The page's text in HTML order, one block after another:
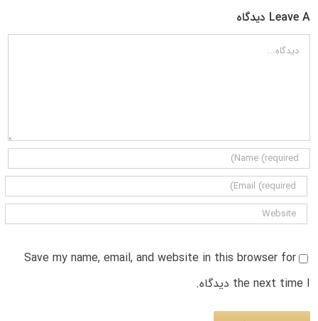
Leave A دیدگاه
دیدگاه
Save my name, email, and website in this browser for
the next time I دیدگاه.